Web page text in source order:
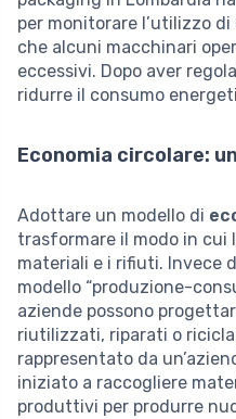
per monitorare l’utilizzo
che alcuni macchinari
eccessivi. Dopo aver
ridurre il consumo
Economia circolare:
Adottare un modello di
trasformare il modo in cui
materiali e i rifiuti. Invece
modello “produzione-
aziende possono
riutilizzati, riparati o
rappresentato da
iniziato a raccogliere
produttivi per produrre